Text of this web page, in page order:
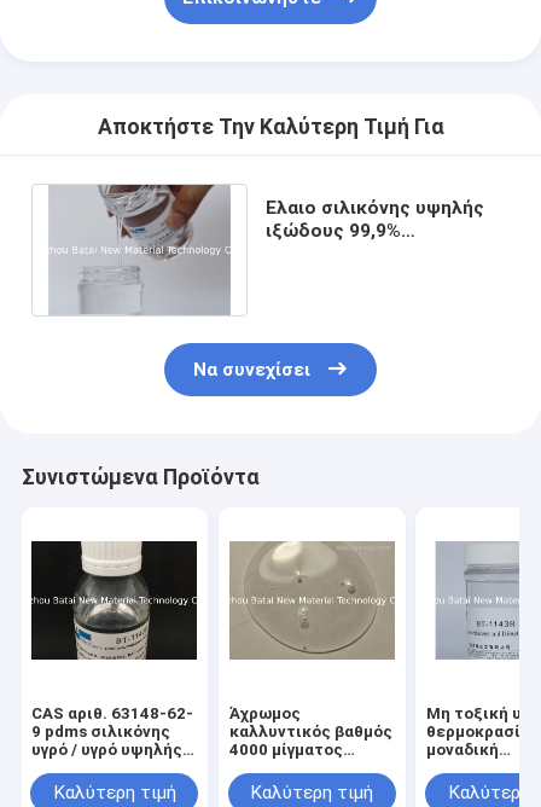
Αποκτήστε Την Καλύτερη Τιμή Για
Ελαιο σιλικόνης υψηλής
ιξώδους 99,9%
Να συνεχίσει
Συνιστώμενα Προϊόντα
CAS αριθ. 63148-62-
9 pdms σιλικόνης
υγρό / υγρό υψηλής
Καλύτερη τιμή
Άχρωμος
καλλυντικός βαθμός
4000 μίγματος
Dimethiconol Cst
Καλύτερη τιμή
Μη τοξική
θερμοκρασίας
μοναδική
σύνδεση
Καλύτερη